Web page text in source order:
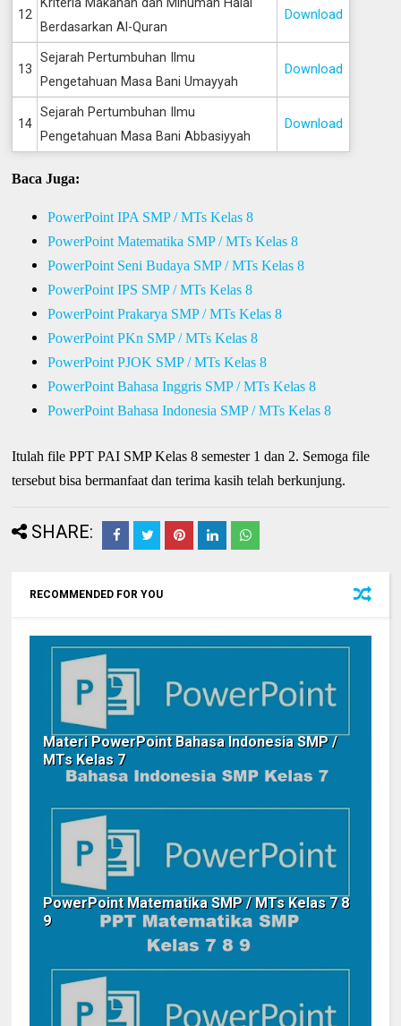
12
Kriteria Makanan dan Minuman Halal
Berdasarkan Al-Quran
Download
13
Sejarah Pertumbuhan Ilmu
Pengetahuan Masa Bani Umayyah
Download
14
Sejarah Pertumbuhan Ilmu
Pengetahuan Masa Bani Abbasiyyah
Download
Baca Juga:
PowerPoint IPA SMP / MTs Kelas 8
PowerPoint Matematika SMP / MTs Kelas 8
PowerPoint Seni Budaya SMP / MTs Kelas 8
PowerPoint IPS SMP / MTs Kelas 8
PowerPoint Prakarya SMP / MTs Kelas 8
PowerPoint PKn SMP / MTs Kelas 8
PowerPoint PJOK SMP / MTs Kelas 8
PowerPoint Bahasa Inggris SMP / MTs Kelas 8
PowerPoint Bahasa Indonesia SMP / MTs Kelas 8
Itulah file PPT PAI SMP Kelas 8 semester 1 dan 2. Semoga file
tersebut bisa bermanfaat dan terima kasih telah berkunjung.
SHARE:
RECOMMENDED FOR YOU
Materi PowerPoint Bahasa Indonesia SMP /
MTs Kelas 7
PowerPoint Matematika SMP / MTs Kelas 7 8
9